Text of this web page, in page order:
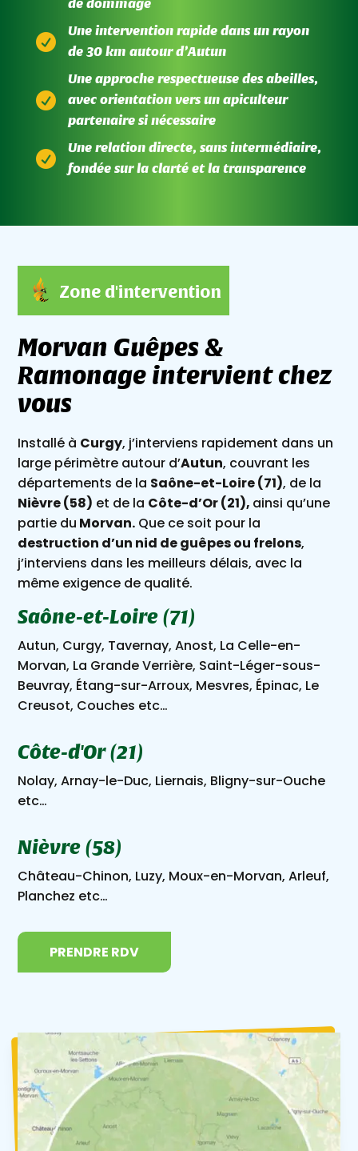
de dommage

Une intervention rapide dans un rayon
de 30 km autour d’Autun

Une approche respectueuse des abeilles,
avec orientation vers un apiculteur
partenaire si nécessaire

Une relation directe, sans intermédiaire,
fondée sur la clarté et la transparence
Zone d'intervention
Morvan Guêpes &
Ramonage intervient chez
vous
Installé à Curgy, j’interviens rapidement dans un
large périmètre autour d’Autun, couvrant les
départements de la Saône-et-Loire (71), de la
Nièvre (58) et de la Côte-d’Or (21), ainsi qu’une
partie du Morvan. Que ce soit pour la
destruction d’un nid de guêpes ou frelons,
j’interviens dans les meilleurs délais, avec la
même exigence de qualité.
Saône-et-Loire (71)
Autun, Curgy, Tavernay, Anost, La Celle-en-
Morvan, La Grande Verrière, Saint-Léger-sous-
Beuvray, Étang-sur-Arroux, Mesvres, Épinac, Le
Creusot, Couches etc…
Côte-d'Or (21)
Nolay, Arnay-le-Duc, Liernais, Bligny-sur-Ouche
etc…
Nièvre (58)
Château-Chinon, Luzy, Moux-en-Morvan, Arleuf,
Planchez etc…
PRENDRE RDV